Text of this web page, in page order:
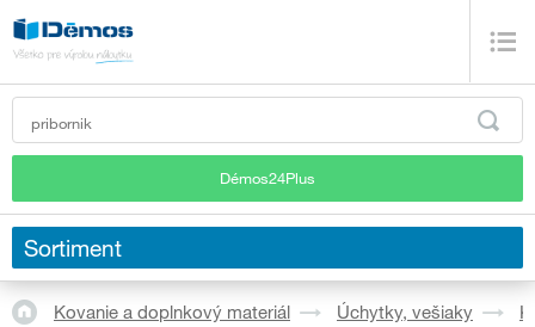
Démos24Plus
Sortiment
Kovanie a doplnkový materiál Úchytky, vešiaky